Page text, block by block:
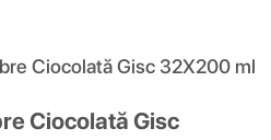
Ciocolată Gisc 32X200 ml
Ciocolată Gisc